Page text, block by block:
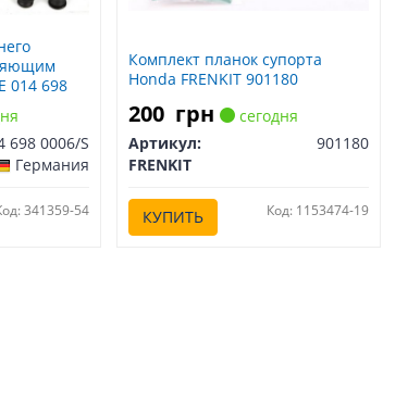
014 698
698 0006/S
Германия
341359-54
Комплект планок супорта
Honda FRENKIT 901180
200 грн
сегодня
Артикул:
901180
FRENKIT
КУПИТЬ Код: 1153474-19